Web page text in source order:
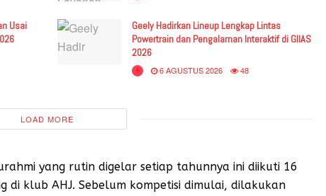
Usai
Geely Hadirkan Lineup Lengkap Lintas
Powertrain dan Pengalaman Interaktif di GIIAS
2026
6 AGUSTUS 2026 48
LOAD MORE
yang rutin digelar setiap tahunnya ini diikuti 16
klub AHJ. Sebelum kompetisi dimulai, dilakukan